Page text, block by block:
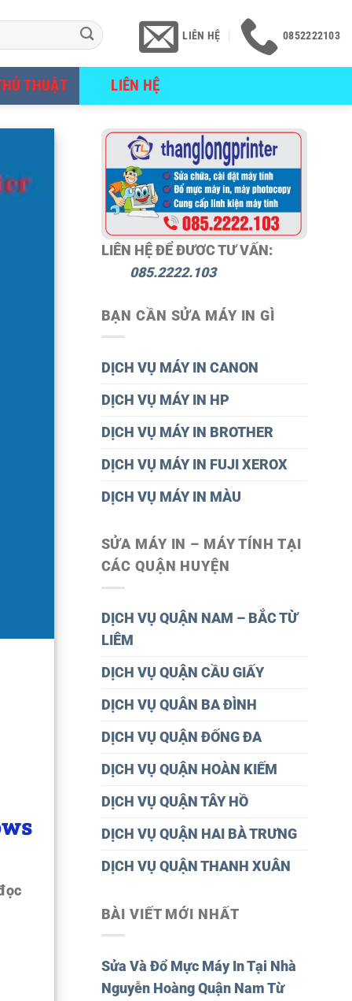
LIÊN HỆ 0852222103
THUẬT LIÊN HỆ
LIÊN HỆ ĐỂ ĐƯƠC TƯ VẤN:
085.2222.103
BẠN CẦN SỬA MÁY IN GÌ
DỊCH VỤ MÁY IN CANON
DỊCH VỤ MÁY IN HP
DỊCH VỤ MÁY IN BROTHER
DỊCH VỤ MÁY IN FUJI XEROX
DỊCH VỤ MÁY IN MÀU
SỬA MÁY IN – MÁY TÍNH TẠI
CÁC QUẬN HUYỆN
DỊCH VỤ QUẬN NAM – BẮC TỪ
LIÊM
DỊCH VỤ QUẬN CẦU GIẤY
DỊCH VỤ QUÂN BA ĐÌNH
DỊCH VỤ QUẬN ĐỐNG ĐA
DỊCH VỤ QUẬN HOÀN KIẾM
DỊCH VỤ QUẬN TÂY HỒ
DỊCH VỤ QUẬN HAI BÀ TRƯNG
DỊCH VỤ QUẬN THANH XUÂN
BÀI VIẾT MỚI NHẤT
Sửa Và Đổ Mực Máy In Tại Nhà
Nguyễn Hoàng Quận Nam Từ